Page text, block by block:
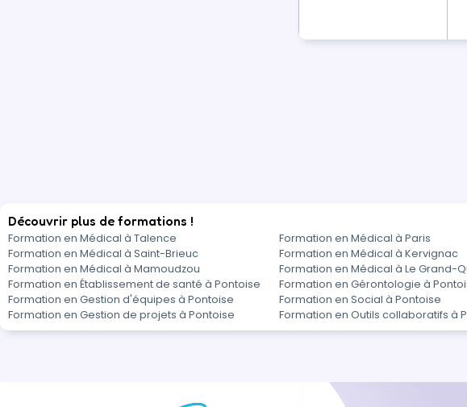
Découvrir plus de formations !
Formation en Médical à Talence Formation en Médical à Paris
Formation en Médical à Saint-Brieuc
Formation en Médical à Kervignac
Formation en Médical à Mamoudzou
Formation en Médical à Le Grand-
Formation en Établissement de santé à Pontoise
Formation en Gérontologie à
Formation en Gestion d'équipes à Pontoise
Formation en Social à Pontoise
Formation en Gestion de projets à Pontoise
Formation en Outils collaboratifs à